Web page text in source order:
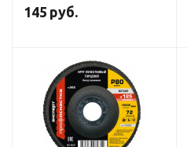
Кальцинированный оксид
алюминия 72 сегмента,
145 руб.